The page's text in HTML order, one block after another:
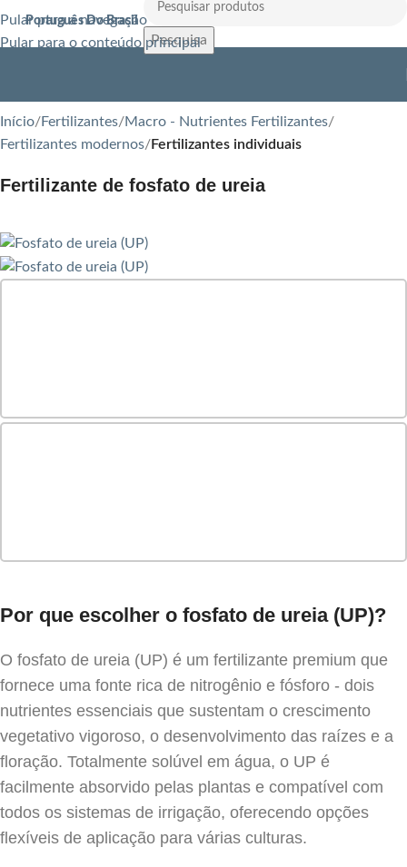
Pular para a navegação
Pular para o conteúdo principal
Português Do Brasil
Pesquisa
Início Fertilizantes Macro - Nutrientes Fertilizantes
Fertilizantes modernos
Fertilizantes individuais
Fertilizante de fosfato de ureia
Por que escolher o fosfato de ureia (UP)?
O fosfato de ureia (UP) é um fertilizante premium que
fornece uma fonte rica de nitrogênio e fósforo - dois
nutrientes essenciais que sustentam o crescimento
vegetativo vigoroso, o desenvolvimento das raízes e a
floração. Totalmente solúvel em água, o UP é
facilmente absorvido pelas plantas e compatível com
todos os sistemas de irrigação, oferecendo opções
flexíveis de aplicação para várias culturas.